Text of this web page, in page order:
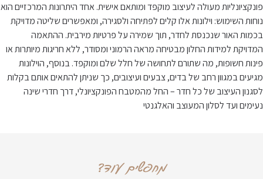
פונקציונליות מעולה לעיצוב מוקפד ומותאם אישית. אחד היתרונות המרכזיים הוא
נוחות השימוש: וילונות אלו קלים לפתיחה ולסגירה, ומאפשרים שליטה מדויקת
בכמות האור שנכנסת לחדר, תוך שמירה על פרטיות מירבית. ההתאמה
המדויקת למידות החלון מבטיחה מראה הרמוני ומסודר, ללא חריגות מיותרות או
פינות חשופות, מה שתורם לתחושה של חלל שלם ומוקפד. בנוסף, הוילונות
מגיעים במגוון רחב של בדים, צבעים ועיצובים, כך שניתן להתאים אותם בקלות
לסגנון העיצוב של כל חדר – החל מהמטבח הפונקציונלי, דרך חדרי שינה
נעימים ועד לסלון המעוצב והאלגנטי
מחפשים עוד?